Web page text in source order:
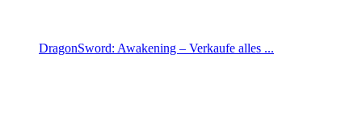
DragonSword: Awakening – Verkaufe alles ...